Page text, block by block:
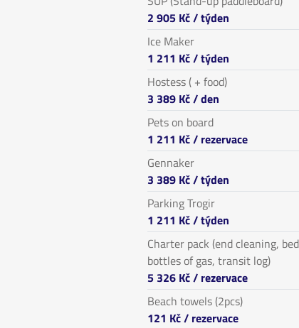
2 905 Kč/ týden
Ice Maker
1 211 Kč/ týden
Hostess ( + food)
3 389 Kč/ den
Pets on board
1 211 Kč/ rezervace
Gennaker
3 389 Kč/ týden
Parking Trogir
1 211 Kč/ týden
Charter pack (end cleaning,
bottles of gas, transit log)
5 326 Kč/ rezervace
Beach towels (2pcs)
121 Kč/ rezervace